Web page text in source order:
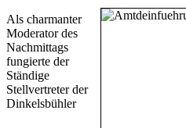
Als charmanter
Moderator des
Nachmittags
fungierte der
Ständige
Stellvertreter der
Dinkelsbühler